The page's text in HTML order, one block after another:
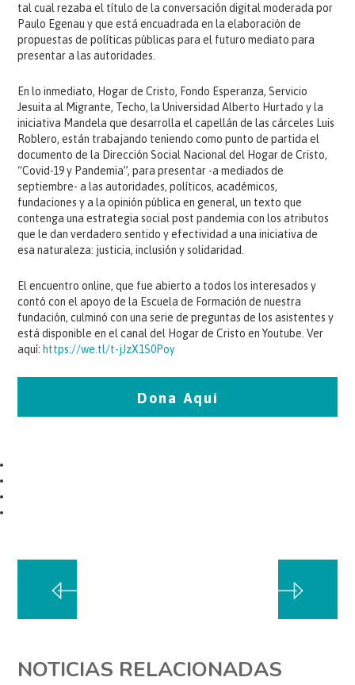
tal cual rezaba el título de la conversación digital moderada por
Paulo Egenau y que está encuadrada en la elaboración de
propuestas de políticas públicas para el futuro mediato para
presentar a las autoridades.
En lo inmediato, Hogar de Cristo, Fondo Esperanza, Servicio
Jesuita al Migrante, Techo, la Universidad Alberto Hurtado y la
iniciativa Mandela que desarrolla el capellán de las cárceles Luis
Roblero, están trabajando teniendo como punto de partida el
documento de la Dirección Social Nacional del Hogar de Cristo,
“Covid-19 y Pandemia”, para presentar -a mediados de
septiembre- a las autoridades, políticos, académicos,
fundaciones y a la opinión pública en general, un texto que
contenga una estrategia social post pandemia con los atributos
que le dan verdadero sentido y efectividad a una iniciativa de
esa naturaleza: justicia, inclusión y solidaridad.
El encuentro online, que fue abierto a todos los interesados y
contó con el apoyo de la Escuela de Formación de nuestra
fundación, culminó con una serie de preguntas de los asistentes y
está disponible en el canal del Hogar de Cristo en Youtube. Ver
aquí: https://we.tl/t-jJzX1S0Poy
Dona Aquí
NOTICIAS RELACIONADAS